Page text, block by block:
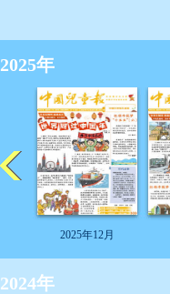
2025年
2025年12月
2024年